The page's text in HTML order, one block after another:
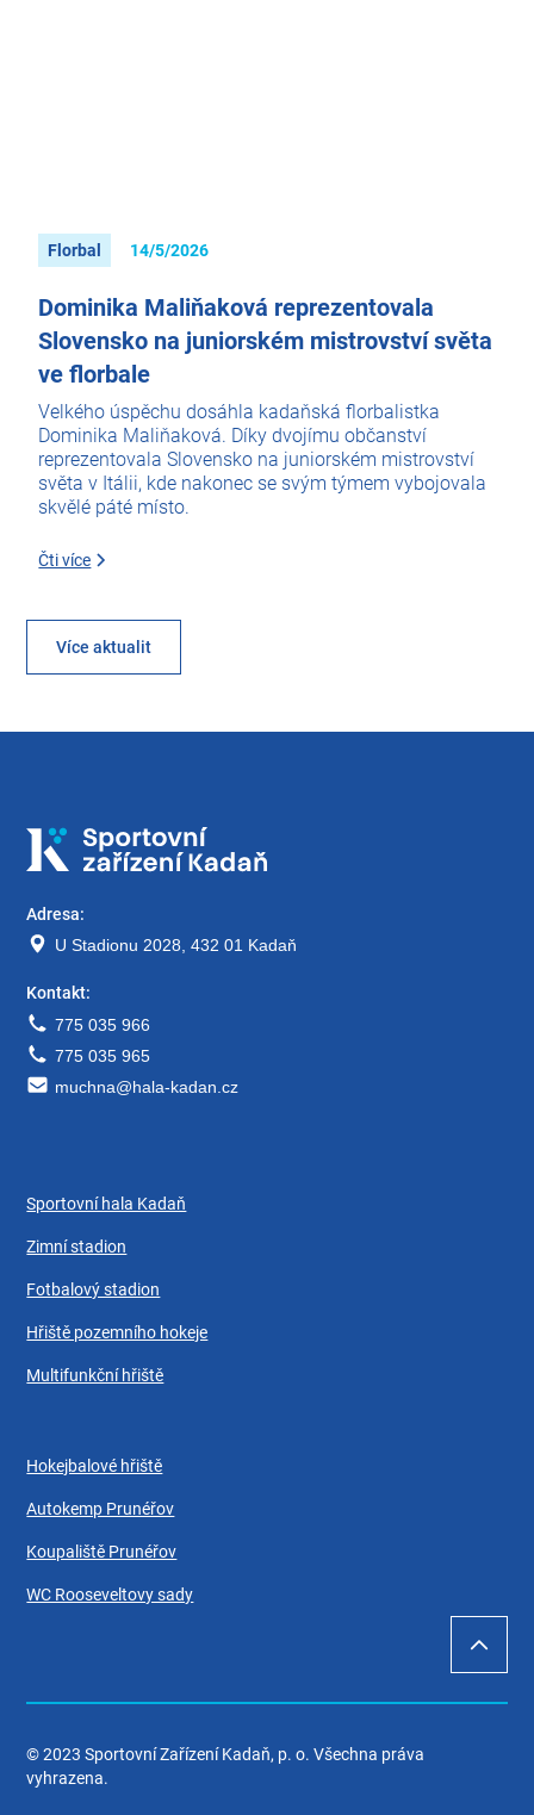
Florbal 14/5/2026
Dominika Maliňaková reprezentovala
Slovensko na juniorském mistrovství světa
ve florbale
Velkého úspěchu dosáhla kadaňská florbalistka
Dominika Maliňaková. Díky dvojímu občanství
reprezentovala Slovensko na juniorském mistrovství
světa v Itálii, kde nakonec se svým týmem vybojovala
skvělé páté místo.
Čti více
Více aktualit
Adresa:
U Stadionu 2028, 432 01 Kadaň
Kontakt:
775 035 966
775 035 965
muchna@hala-kadan.cz
Sportovní hala Kadaň
Zimní stadion
Fotbalový stadion
Hřiště pozemního hokeje
Multifunkční hřiště
Hokejbalové hřiště
Autokemp Prunéřov
Koupaliště Prunéřov
WC Rooseveltovy sady
© 2023 Sportovní Zařízení Kadaň, p. o. Všechna práva
vyhrazena.